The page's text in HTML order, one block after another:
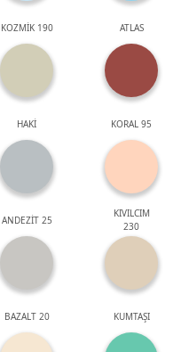
KOZMİK 190 ATLAS
HAKİ KORAL 95
ANDEZİT 25
KIVILCIM
230
BAZALT 20 KUMTAŞI